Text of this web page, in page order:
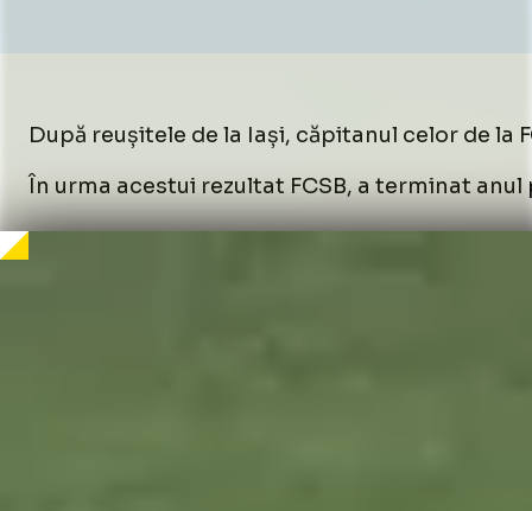
Unmute
După reușitele de la Iași, căpitanul celor de la
În urma acestui rezultat FCSB, a terminat